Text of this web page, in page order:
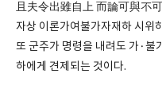
且夫令出雖自上 而論可與不
자상 이론가여불가자재하 시위
또 군주가 명령을 내려도 가·불
하에게 견제되는 것이다.